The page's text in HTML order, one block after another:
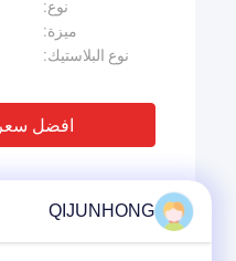
نوع:
ميزة:
نوع البلاستيك:
افضل سعر
QIJUNHONG